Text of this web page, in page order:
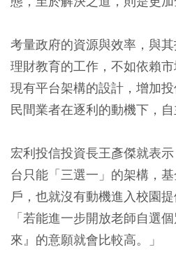
考量政府的資源與效率，與
理財教育的工作，不如依賴
現有平台架構的設計，增加
民間業者在逐利的動機下，自
宏利投信投資長王彥傑就表
台只能「三選一」的架構，
戶，也就沒有動機進入校園提
「若能進一步開放老師自選
來』的意願就會比較高。」